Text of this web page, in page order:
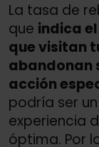
La tasa de
que indica
que visitan
abandonan
acción
podría ser
experiencia
óptima. Por